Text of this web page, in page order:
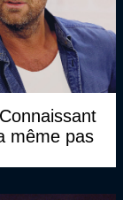
même pas